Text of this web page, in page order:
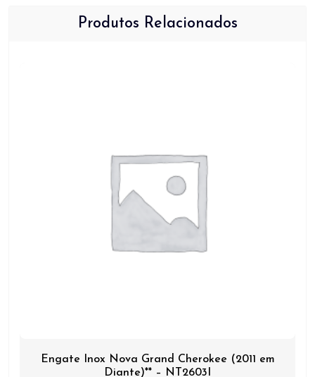
Produtos Relacionados
Engate Inox Nova Grand Cherokee (2011 em
Diante)** – NT2603I